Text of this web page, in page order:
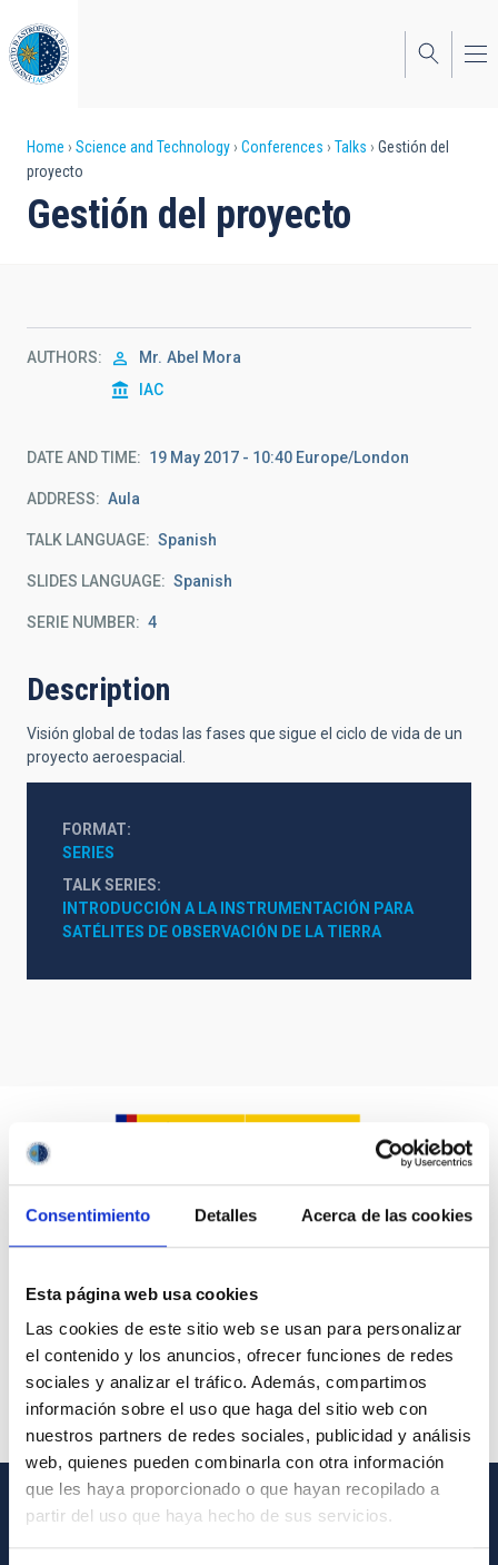
Consentimiento Detalles Acerca de las cookies
Esta página web usa cookies
Las cookies de este sitio web se usan para personalizar
el contenido y los anuncios, ofrecer funciones de redes
sociales y analizar el tráfico. Además, compartimos
información sobre el uso que haga del sitio web con
nuestros partners de redes sociales, publicidad y análisis
web, quienes pueden combinarla con otra información
que les haya proporcionado o que hayan recopilado a
partir del uso que haya hecho de sus servicios.
to
main
content
Breadcrumb
Home Science and Technology Conferences Talks
Gestión del
proyecto
Gestión del proyecto
AUTHORS Mr. Abel Mora
IAC
DATE AND TIME 19 May 2017 - 10:40 Europe/London
ADDRESS Aula
TALK LANGUAGE Spanish
SLIDES LANGUAGE Spanish
SERIE NUMBER 4
Description
Visión global de todas las fases que sigue el ciclo de vida de un
proyecto aeroespacial.
FORMAT
SERIES
TALK SERIES
INTRODUCCIÓN A LA INSTRUMENTACIÓN PARA
SATÉLITES DE OBSERVACIÓN DE LA TIERRA
GENERAL INFORMATION